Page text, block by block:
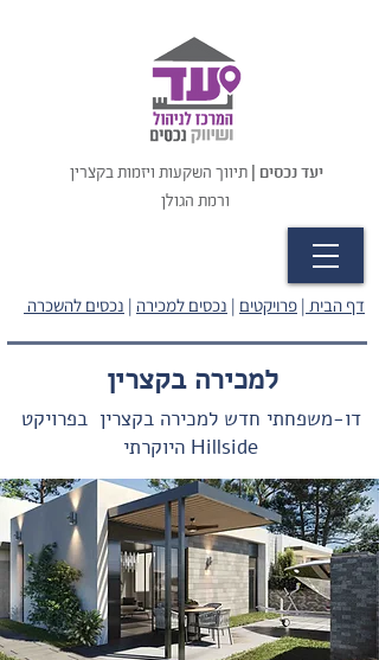
יעד נכסים | תיווך השקעות ויזמות בקצרין
ורמת הגולן
דף הבית | פרויקטים | נכסים למכירה | נכסים להשכרה
למכירהבקצרין
דו-משפחתי חדש למכירה בקצרין בפרויקט
Hillside היוקרתי